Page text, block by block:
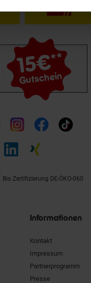
15€**
Gutschein
Bio Zertifizierung DE-ÖKO-060
Informationen
Kontakt
Impressum
Partnerprogramm
Presse